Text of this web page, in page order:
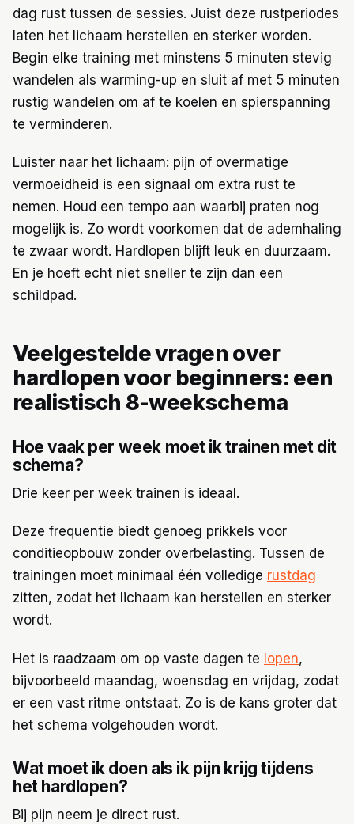
dag rust tussen de sessies. Juist deze rustperiodes
laten het lichaam herstellen en sterker worden.
Begin elke training met minstens 5 minuten stevig
wandelen als warming-up en sluit af met 5 minuten
rustig wandelen om af te koelen en spierspanning
te verminderen.
Luister naar het lichaam: pijn of overmatige
vermoeidheid is een signaal om extra rust te
nemen. Houd een tempo aan waarbij praten nog
mogelijk is. Zo wordt voorkomen dat de ademhaling
te zwaar wordt. Hardlopen blijft leuk en duurzaam.
En je hoeft echt niet sneller te zijn dan een
schildpad.
Veelgestelde vragen over
hardlopen voor beginners: een
realistisch 8-weekschema
Hoe vaak per week moet ik trainen met dit
schema?
Drie keer per week trainen is ideaal.
Deze frequentie biedt genoeg prikkels voor
conditieopbouw zonder overbelasting. Tussen de
trainingen moet minimaal één volledige rustdag
zitten, zodat het lichaam kan herstellen en sterker
wordt.
Het is raadzaam om op vaste dagen te lopen,
bijvoorbeeld maandag, woensdag en vrijdag, zodat
er een vast ritme ontstaat. Zo is de kans groter dat
het schema volgehouden wordt.
Wat moet ik doen als ik pijn krijg tijdens
het hardlopen?
Bij pijn neem je direct rust.